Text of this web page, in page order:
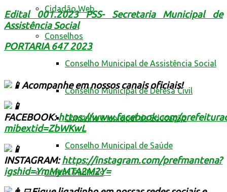
Cidadão Web
Conselhos
Conselho Municipal de Assistência Social
Conselho Municipal de Defesa Civil
Conselho Municipal de Educação
Conselho Municipal de Saúde
Contas Públicas
Edital 001.2023 PSS- Secretaria Municipal de
Assistência Social
PORTARIA 647 2023
Acompanhe em nossos canais oficiais!
FACEBOOK:https://www.facebook.com/
mibextid=ZbWKwL
INSTAGRAM:https://instagram.com/prefmantena?
igshid=YmMyMTA2M2Y=